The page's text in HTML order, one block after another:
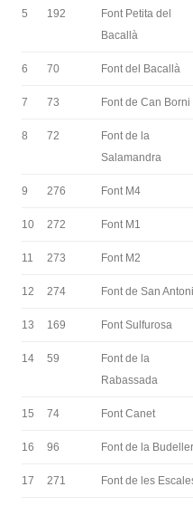
5 192
Font Petita del
Bacallà
6 70 Font del Bacallà
7 73 Font de Can Borni
8 72
Font de la
Salamandra
9 276 Font M4
10 272 Font M1
11 273 Font M2
12 274 Font de San
13 169 Font Sulfurosa
14 59
Font de la
Rabassada
15 74 Font Canet
16 96 Font de la
17 271 Font de les